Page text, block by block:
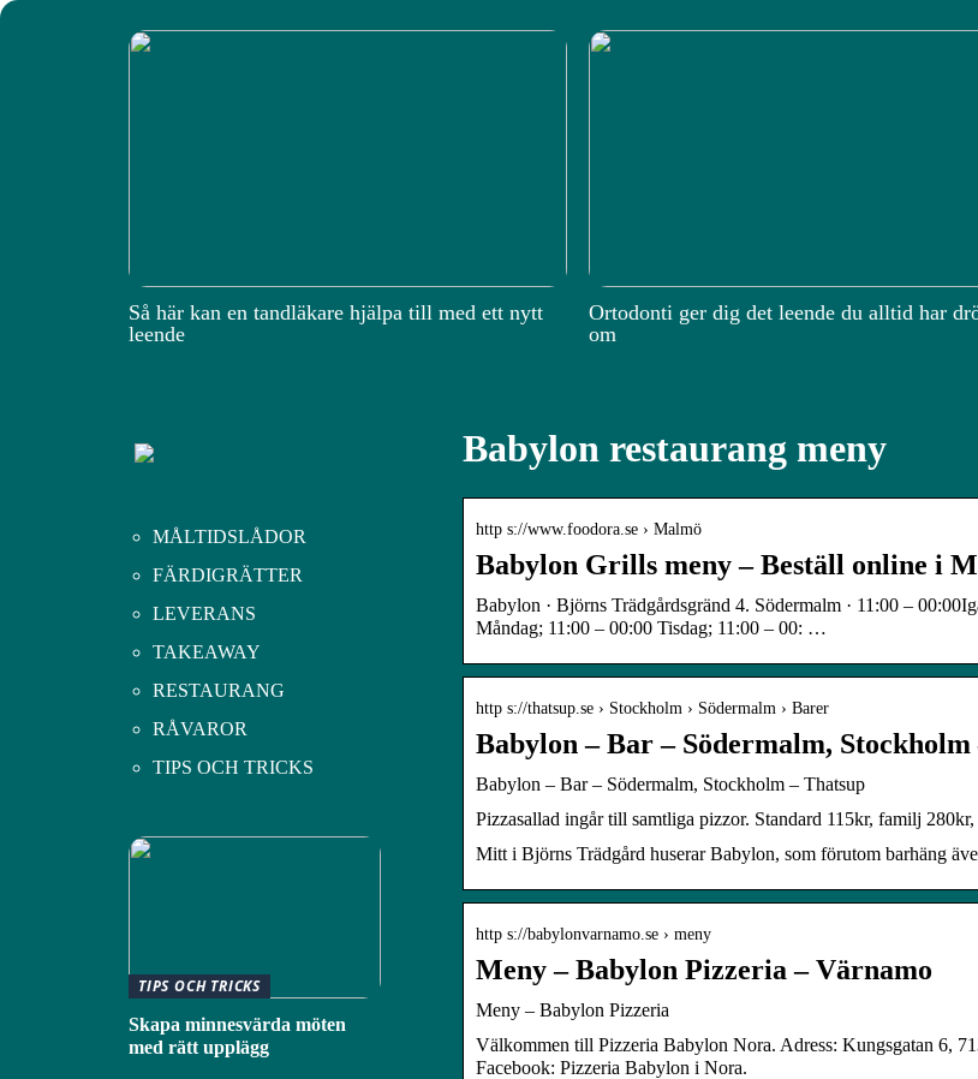
Så här kan en tandläkare hjälpa till med ett nytt
leende
Ortodonti ger dig det leende du alltid har
om
Babylon restaurang meny
http s://www.foodora.se › Malmö
Babylon Grills meny – Beställ online i
Babylon · Björns Trädgårdsgränd 4. Södermalm · 11:00 –
Måndag; 11:00 – 00:00 Tisdag; 11:00 – 00: …
http s://thatsup.se › Stockholm › Södermalm › Barer
Babylon – Bar – Södermalm, Stockholm
Babylon – Bar – Södermalm, Stockholm – Thatsup
Pizzasallad ingår till samtliga pizzor. Standard 115kr, familj
Mitt i Björns Trädgård huserar Babylon, som förutom barhäng
http s://babylonvarnamo.se › meny
Meny – Babylon Pizzeria – Värnamo
Meny – Babylon Pizzeria
Välkommen till Pizzeria Babylon Nora. Adress: Kungsgatan 6,
Facebook: Pizzeria Babylon i Nora.
MÅLTIDSLÅDOR
FÄRDIGRÄTTER
LEVERANS
TAKEAWAY
RESTAURANG
RÅVAROR
TIPS OCH TRICKS
TIPS OCH TRICKS
Skapa minnesvärda möten
med rätt upplägg